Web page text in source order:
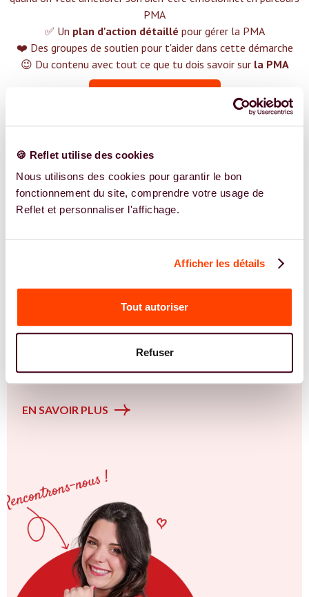
🍪 Reflet utilise des cookies
Nous utilisons des cookies pour garantir le bon
fonctionnement du site, comprendre votre usage de
Reflet et personnaliser l'affichage.
Afficher les détails
Tout autoriser
Refuser
PMA
✅ Un plan d'action détaillé pour gérer la PMA
❤️ Des groupes de soutien pour t'aider dans cette démarche
😉 Du contenu avec tout ce que tu dois savoir sur la PMA
Plus de 400 femmes déjà accompagnées !
Vous êtes Sage Femme expert.e.s en PMA ?
thématique de la fertilité et particulièrement sur la
Insémination, FIV, don de gamètes : comprendre les
ou en Auvergne-Rhône-Alpes et vous êtes convaincu.e
qu'une approche intégrative est la clé ? Rejoignez-nous !
EN SAVOIR PLUS